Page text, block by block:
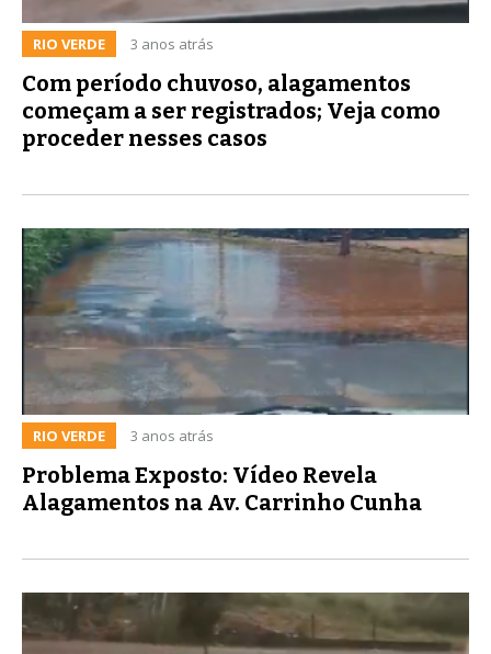
RIO VERDE 3 anos atrás
Com período chuvoso, alagamentos
começam a ser registrados; Veja como
proceder nesses casos
RIO VERDE 3 anos atrás
Problema Exposto: Vídeo Revela
Alagamentos na Av. Carrinho Cunha